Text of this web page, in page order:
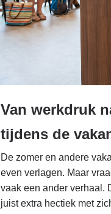
Van werkdruk
tijdens de
De zomer en andere
even verlagen. Maar
vaak een ander verhaal.
juist extra hectiek met